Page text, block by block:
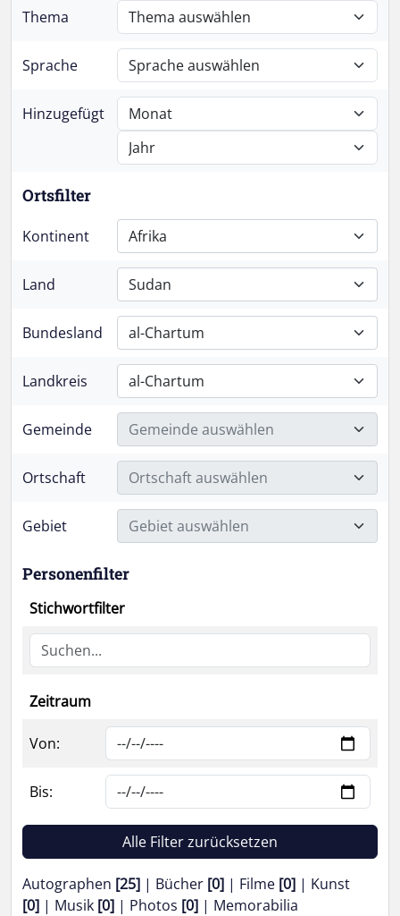
Thema
Sprache
Hinzugefügt
Ortsfilter
Kontinent Afrika
Land Sudan
Bundesland al-Chartum
Landkreis al-Chartum
Gemeinde Gemeinde auswählen
Ortschaft Ortschaft auswählen
Gebiet Gebiet auswählen
Personenfilter
Stichwortfilter
Zeitraum
Von:
Bis:
Alle Filter zurücksetzen
Autographen [25] Bücher [0] Filme [0]
Kunst
[0]
Musik [0] Photos [0]
Memorabilia